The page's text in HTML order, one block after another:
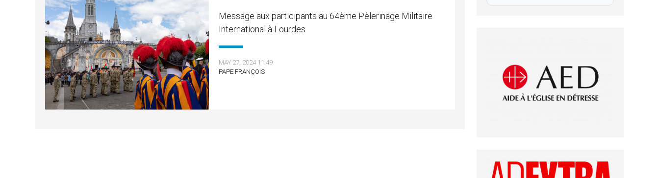
Message aux participants au 64ème Pèlerinage Militaire
International à Lourdes
MAY 27, 2024 11:49
PAPE FRANÇOIS